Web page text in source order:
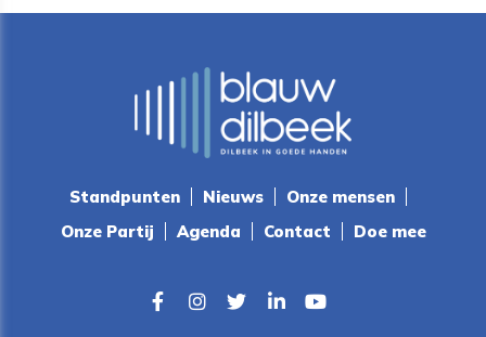
Standpunten Nieuws
Onze mensen
Onze Partij
Agenda Contact Doe mee